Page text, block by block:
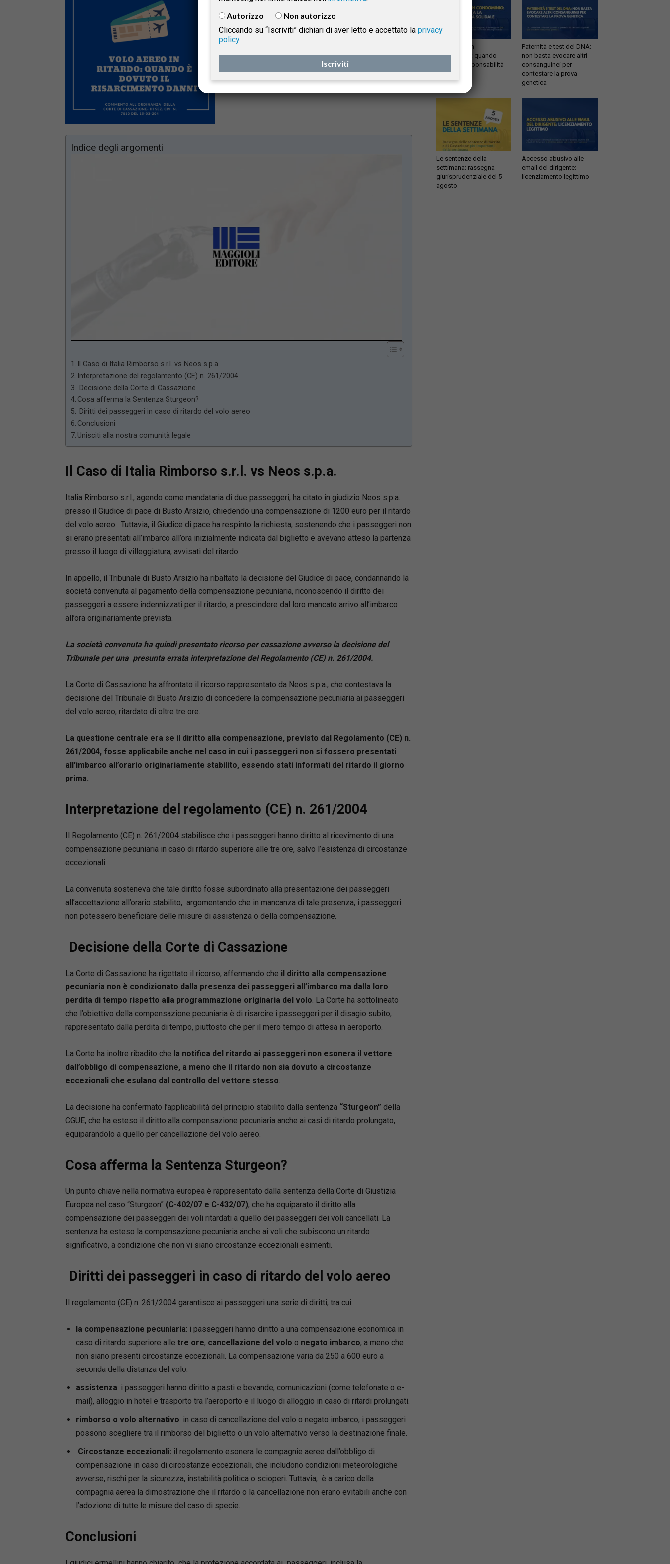
(CE) n. 261/2004 per il ritardo del volo aereo e le
relative ripercussioni.
Corte di Cassazione-III sez. Civ.- ord. n. 7010 del 15-
03-2024
Indice degli argomenti
66.17%
Il Caso di Italia Rimborso s.r.l. vs Neos s.p.a.
Interpretazione del regolamento (CE) n. 261/2004
Decisione della Corte di Cassazione
Cosa afferma la Sentenza Sturgeon?
Diritti dei passeggeri in caso di ritardo del volo aereo
Conclusioni
Unisciti alla nostra comunità legale
Il Caso di Italia Rimborso s.r.l. vs Neos s.p.a.
Italia Rimborso s.r.l., agendo come mandataria di due passeggeri, ha citato in giudizio Neos s.p.a.
presso il Giudice di pace di Busto Arsizio, chiedendo una compensazione di 1200 euro per il ritardo
del volo aereo. Tuttavia, il Giudice di pace ha respinto la richiesta, sostenendo che i passeggeri non
si erano presentati all’imbarco all’ora inizialmente indicata dal biglietto e avevano atteso la partenza
presso il luogo di villeggiatura, avvisati del ritardo.
In appello, il Tribunale di Busto Arsizio ha ribaltato la decisione del Giudice di pace, condannando la
società convenuta al pagamento della compensazione pecuniaria, riconoscendo il diritto dei
passeggeri a essere indennizzati per il ritardo, a prescindere dal loro mancato arrivo all’imbarco
all’ora originariamente prevista.
La società convenuta ha quindi presentato ricorso per cassazione avverso la decisione del
Tribunale per una presunta errata interpretazione del Regolamento (CE) n. 261/2004.
La Corte di Cassazione ha affrontato il ricorso rappresentato da Neos s.p.a., che contestava la
decisione del Tribunale di Busto Arsizio di concedere la compensazione pecuniaria ai passeggeri
del volo aereo, ritardato di oltre tre ore.
La questione centrale era se il diritto alla compensazione, previsto dal Regolamento (CE) n.
261/2004, fosse applicabile anche nel caso in cui i passeggeri non si fossero presentati
all’imbarco all’orario originariamente stabilito, essendo stati informati del ritardo il giorno
prima.
Interpretazione del regolamento (CE) n. 261/2004
Il Regolamento (CE) n. 261/2004 stabilisce che i passeggeri hanno diritto al ricevimento di una
compensazione pecuniaria in caso di ritardo superiore alle tre ore, salvo l’esistenza di circostanze
eccezionali.
La convenuta sosteneva che tale diritto fosse subordinato alla presentazione dei passeggeri
all’accettazione all’orario stabilito, argomentando che in mancanza di tale presenza, i passeggeri
non potessero beneficiare delle misure di assistenza o della compensazione.
Decisione della Corte di Cassazione
La Corte di Cassazione ha rigettato il ricorso, affermando che il diritto alla compensazione
pecuniaria non è condizionato dalla presenza dei passeggeri all’imbarco ma dalla loro
perdita di tempo rispetto alla programmazione originaria del volo. La Corte ha sottolineato
che l’obiettivo della compensazione pecuniaria è di risarcire i passeggeri per il disagio subito,
rappresentato dalla perdita di tempo, piuttosto che per il mero tempo di attesa in aeroporto.
La Corte ha inoltre ribadito che la notifica del ritardo ai passeggeri non esonera il vettore
dall’obbligo di compensazione, a meno che il ritardo non sia dovuto a circostanze
eccezionali che esulano dal controllo del vettore stesso.
La decisione ha confermato l’applicabilità del principio stabilito dalla sentenza “Sturgeon” della
CGUE, che ha esteso il diritto alla compensazione pecuniaria anche ai casi di ritardo prolungato,
equiparandolo a quello per cancellazione del volo aereo.
Cosa afferma la Sentenza Sturgeon?
Un punto chiave nella normativa europea è rappresentato dalla sentenza della Corte di Giustizia
Europea nel caso “Sturgeon” (C-402/07 e C-432/07), che ha equiparato il diritto alla
compensazione dei passeggeri dei voli ritardati a quello dei passeggeri dei voli cancellati. La
sentenza ha esteso la compensazione pecuniaria anche ai voli che subiscono un ritardo
significativo, a condizione che non vi siano circostanze eccezionali esimenti.
Diritti dei passeggeri in caso di ritardo del volo aereo
Il regolamento (CE) n. 261/2004 garantisce ai passeggeri una serie di diritti, tra cui:
la compensazione pecuniaria: i passeggeri hanno diritto a una compensazione economica in
caso di ritardo superiore alle tre ore, cancellazione del volo o negato imbarco, a meno che
non siano presenti circostanze eccezionali. La compensazione varia da 250 a 600 euro a
seconda della distanza del volo.
assistenza: i passeggeri hanno diritto a pasti e bevande, comunicazioni (come telefonate o e-
mail), alloggio in hotel e trasporto tra l’aeroporto e il luogo di alloggio in caso di ritardi prolungati.
rimborso o volo alternativo: in caso di cancellazione del volo o negato imbarco, i passeggeri
possono scegliere tra il rimborso del biglietto o un volo alternativo verso la destinazione finale.
Circostanze eccezionali: il regolamento esonera le compagnie aeree dall’obbligo di
compensazione in caso di circostanze eccezionali, che includono condizioni meteorologiche
avverse, rischi per la sicurezza, instabilità politica o scioperi. Tuttavia, è a carico della
compagnia aerea la dimostrazione che il ritardo o la cancellazione non erano evitabili anche con
l’adozione di tutte le misure del caso di specie.
Conclusioni
Infiltrazioni in
condominio: quando
scatta la responsabilità
solidale
Paternità e test del DNA:
non basta evocare altri
consanguinei per
contestare la prova
genetica
Le sentenze della
settimana: rassegna
giurisprudenziale del 5
agosto
Accesso abusivo alle
email del dirigente:
licenziamento legittimo
Autorizzo
Non autorizzo
Cliccando su “Iscriviti” dichiari di aver letto e accettato la privacy
policy.
Iscriviti